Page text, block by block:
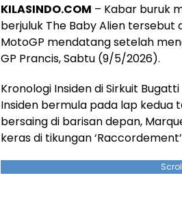
KILASINDO.COM – Kabar buruk
berjuluk The Baby Alien
MotoGP mendatang setelah
GP Prancis, Sabtu (9/5/2026).
Kronologi Insiden di Sirkuit Bugatti
Insiden bermula pada lap kedua
bersaing di barisan depan,
keras di tikungan